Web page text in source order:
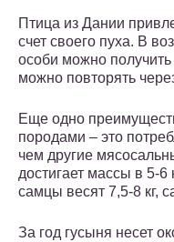
Птица из Дании
счет своего пуха. В
особи можно
можно повторять
Еще одно
породами – это
чем другие
достигает массы в 5-
самцы весят 7,5-8 кг,
За год гусыня несет